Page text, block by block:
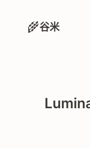
🌾谷米